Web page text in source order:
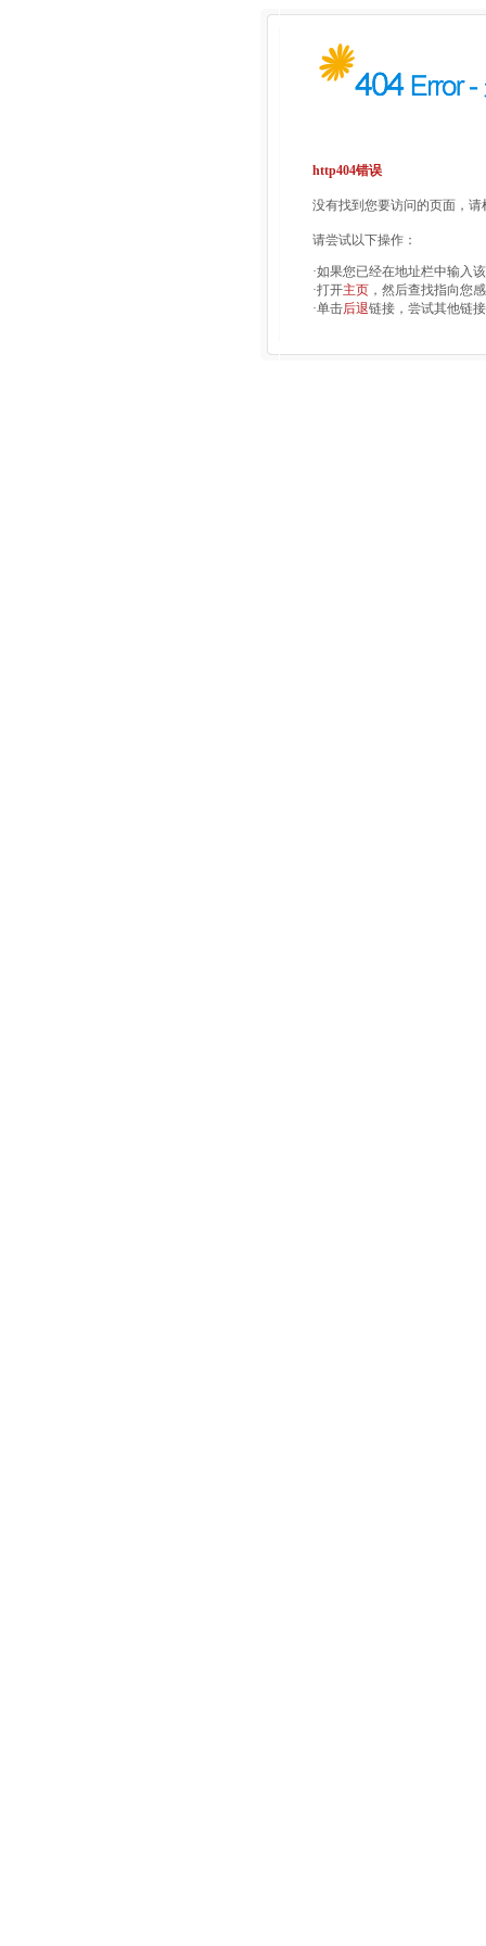
http404错误
没有找到您要访问的页面，
请尝试以下操作：
·如果您已经在地址栏中输入
·打开主页 ，然后查找指向您
·单击后退链接，尝试其他链